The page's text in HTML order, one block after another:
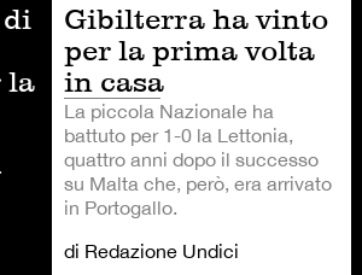
di
la
Gibilterra ha vinto
per la prima volta
in casa
La piccola Nazionale ha
battuto per 1-0 la Lettonia,
quattro anni dopo il successo
su Malta che, però, era arrivato
in Portogallo.
di Redazione Undici